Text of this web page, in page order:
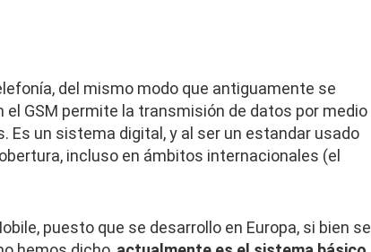
del mismo modo que antiguamente se
GSM permite la transmisión de datos por medio
Es un sistema digital, y al ser un estandar usado
incluso en ámbitos internacionales (el
puesto que se desarrollo en Europa, si bien se